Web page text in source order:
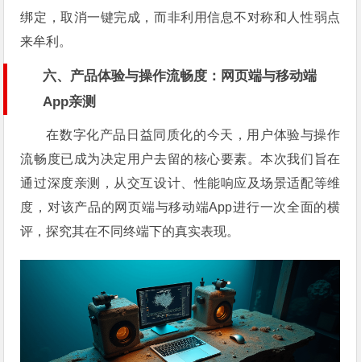
绑定，取消一键完成，而非利用信息不对称和人性弱点
来牟利。
六、产品体验与操作流畅度：网页端与移动端
App亲测
在数字化产品日益同质化的今天，用户体验与操作
流畅度已成为决定用户去留的核心要素。本次我们旨在
通过深度亲测，从交互设计、性能响应及场景适配等维
度，对该产品的网页端与移动端App进行一次全面的横
评，探究其在不同终端下的真实表现。